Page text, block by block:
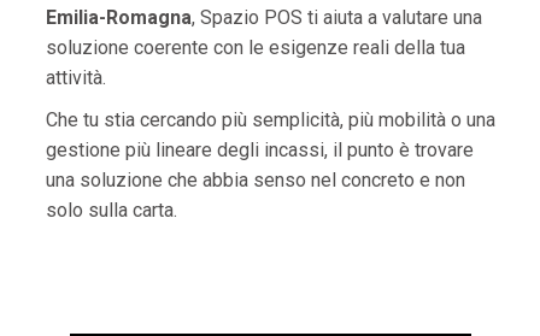
Emilia-Romagna, Spazio POS ti aiuta a valutare una
soluzione coerente con le esigenze reali della tua
attività.
Che tu stia cercando più semplicità, più mobilità o una
gestione più lineare degli incassi, il punto è trovare
una soluzione che abbia senso nel concreto e non
solo sulla carta.